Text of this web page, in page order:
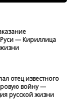
Руси — Кириллица
отец известного
войну —
русской жизни